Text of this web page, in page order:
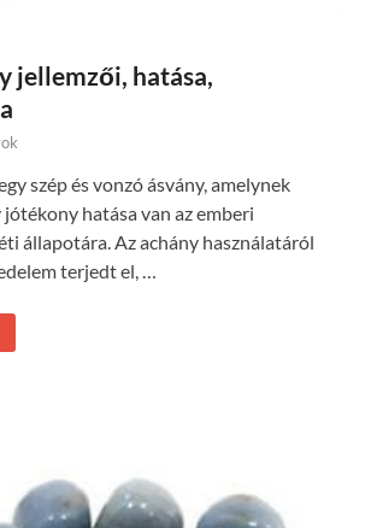
jellemzői, hatása,
szép és vonzó ásvány, amelynek
hatása van az emberi
állapotára. Az achány használatáról
terjedt el, …